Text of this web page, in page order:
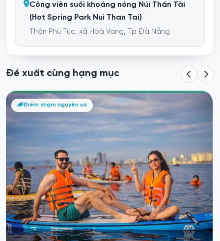
Công viên suối khoáng nóng Núi Thần Tài
(Hot Spring Park Nui Than Tai)
Thôn Phú Túc, xã Hoà Vang, Tp Đà Nẵng
Đề xuất cùng hạng mục
Điểm chạm nguyên sơ
Yoga trên biển Mỹ Khê
Hoạt động “Yoga trên biển Mỹ Khê” được đề xuất như một điểm
chạm tĩnh lặng...